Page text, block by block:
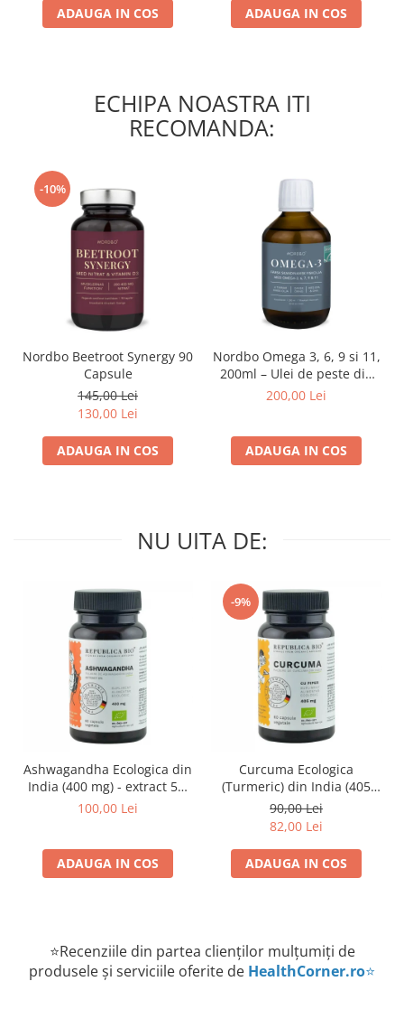
ADAUGA IN COS ADAUGA IN COS
ECHIPA NOASTRA ITI
RECOMANDA:
-10%
Nordbo Beetroot Synergy 90
Capsule
145,00 Lei
130,00 Lei
ADAUGA IN COS
Nordbo Omega 3, 6, 9 si 11,
200ml – Ulei de peste din
pastrav danez (certificat
200,00 Lei
ADAUGA IN COS
NU UITA DE:
Ashwagandha Ecologica din
India (400 mg) - extract 5%
Republica BIO, 60 capsule
100,00 Lei
ADAUGA IN COS
-9%
Curcuma Ecologica
(Turmeric) din India (405
mg) Republica BIO, 60
capsule
90,00 Lei
82,00 Lei
ADAUGA IN COS
⭐Recenziile din partea clienților mulțumiți de
produsele și serviciile oferite de HealthCorner.ro⭐